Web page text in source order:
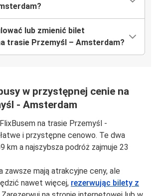
lub zmienić bilet
trasie Przemyśl – Amsterdam?
w przystępnej cenie na
- Amsterdam
na trasie Przemyśl -
i przystępne cenowo. Te dwa
km a najszybsza podróż zajmuje 23
zawsze mają atrakcyjne ceny, ale
nawet więcej, rezerwując bilety z